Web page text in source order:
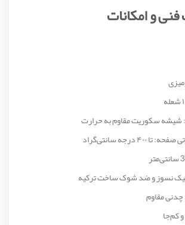
و امکانات
سکوریت مقاوم به حرارت
درجه سانتی‌گراد
نسوز و ضد شوک ساخت ترکیه
مقاوم
کم‌جا